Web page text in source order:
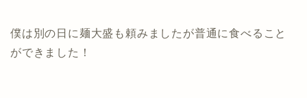
僕は別の日に麺大盛も頼みましたが普通に食べること
ができました！